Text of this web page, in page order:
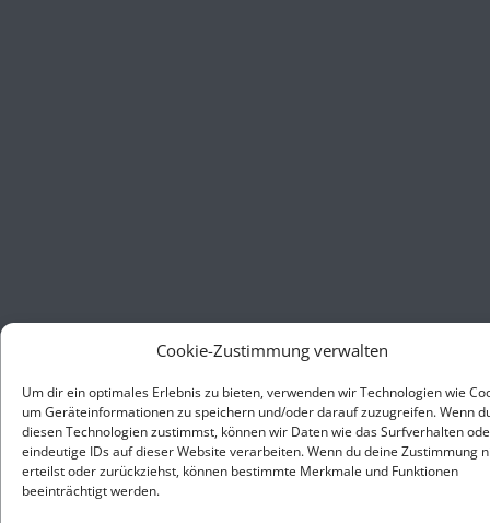
Cookie-Zustimmung verwalten
Um dir ein optimales Erlebnis zu bieten, verwenden wir Technologien wie
um Geräteinformationen zu speichern und/oder darauf zuzugreifen. Wenn
diesen Technologien zustimmst, können wir Daten wie das Surfverhalten
eindeutige IDs auf dieser Website verarbeiten. Wenn du deine Zustimmung
erteilst oder zurückziehst, können bestimmte Merkmale und Funktionen
beeinträchtigt werden.